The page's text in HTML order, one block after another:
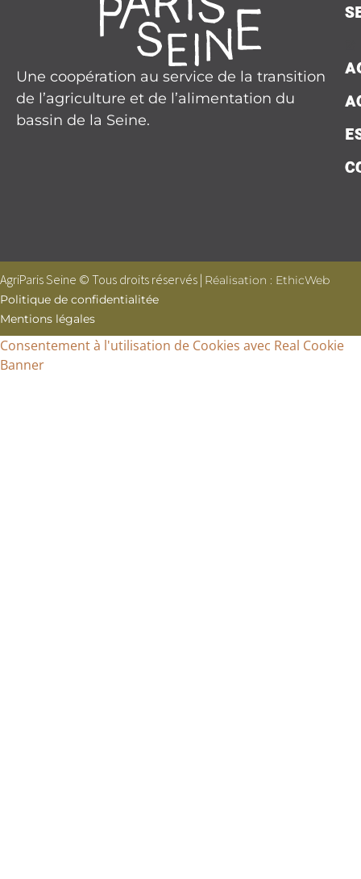
Une coopération au service de la transition
de l’agriculture et de l’alimentation du
bassin de la Seine.
AgriParis Seine © Tous droits réservés | Réalisation : EthicWeb
Mentions légales
Politique de confidentialitée
Consentement à l'utilisation de Cookies avec Real Cookie
Banner